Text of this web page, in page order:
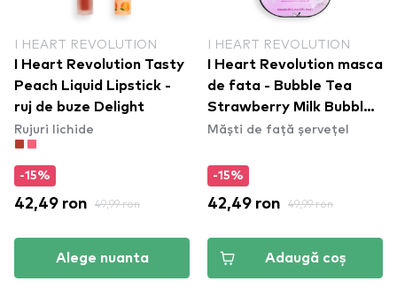
I HEART REVOLUTION
I Heart Revolution Tasty
Peach Liquid Lipstick -
ruj de buze Delight
Rujuri lichide
-15%
42,49 ron 49,99 ron
Alege nuanta
I HEART REVOLUTION
I Heart Revolution masca
de fata - Bubble Tea
Strawberry Milk Bubble
Sheet Mask -
Măști de față șervețel
-15%
42,49 ron 49,99 ron
Adaugă coș